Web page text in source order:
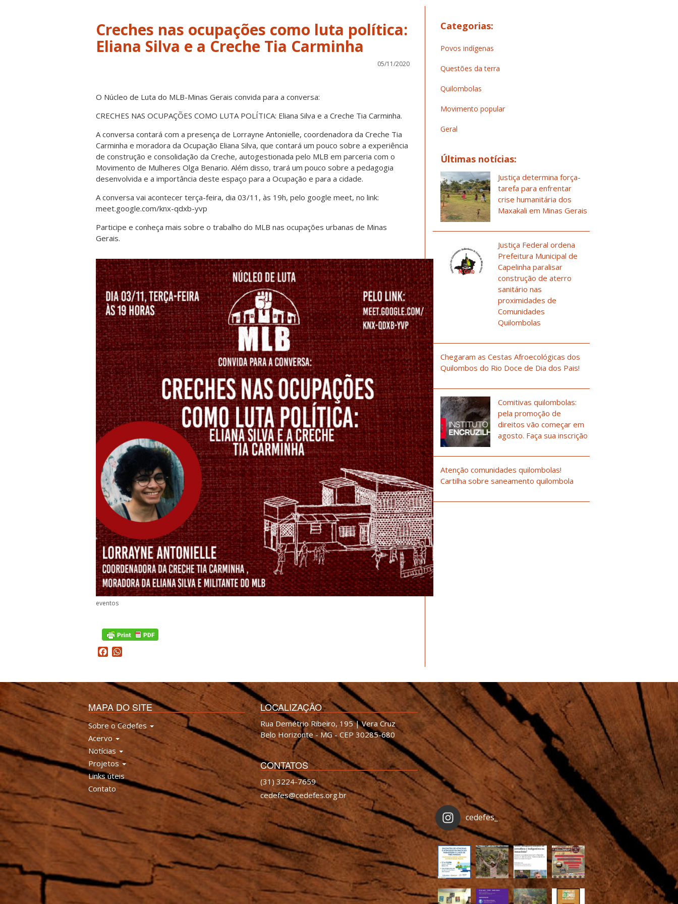
Creches nas ocupações como luta política:
Eliana Silva e a Creche Tia Carminha
05/11/2020
O Núcleo de Luta do MLB-Minas Gerais convida para a conversa:
CRECHES NAS OCUPAÇÕES COMO LUTA POLÍTICA: Eliana Silva e a Creche Tia Carminha.
A conversa contará com a presença de Lorrayne Antonielle, coordenadora da Creche Tia
Carminha e moradora da Ocupação Eliana Silva, que contará um pouco sobre a experiência
de construção e consolidação da Creche, autogestionada pelo MLB em parceria com o
Movimento de Mulheres Olga Benario. Além disso, trará um pouco sobre a pedagogia
desenvolvida e a importância deste espaço para a Ocupação e para a cidade.
A conversa vai acontecer terça-feira, dia 03/11, às 19h, pelo google meet, no link:
meet.google.com/knx-qdxb-yvp
Participe e conheça mais sobre o trabalho do MLB nas ocupações urbanas de Minas
Gerais.
eventos
Facebook
Categorias:
Povos indígenas
Questões da terra
Quilombolas
Movimento popular
Geral
Últimas notícias:
Justiça determina força-
tarefa para enfrentar
crise humanitária dos
Maxakali em Minas Gerais
Justiça Federal ordena
Prefeitura Municipal de
Capelinha paralisar
construção de aterro
sanitário nas
proximidades de
Comunidades
Quilombolas
Chegaram as Cestas Afroecológicas dos
Quilombos do Rio Doce de Dia dos Pais!
Comitivas quilombolas:
pela promoção de
direitos vão começar em
agosto. Faça sua inscrição
Atenção comunidades quilombolas!
Cartilha sobre saneamento quilombola
MAPA DO SITE
Sobre o Cedefes
Acervo
Notícias
Projetos
Links úteis
Contato
LOCALIZAÇÃO
Rua Demétrio Ribeiro, 195 | Vera Cruz
Belo Horizonte - MG - CEP 30285-680
CONTATOS
(31) 3224-7659
cedefes@cedefes.org.br
cedefes_